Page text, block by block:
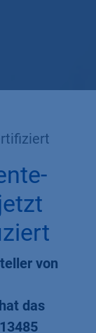
von
das